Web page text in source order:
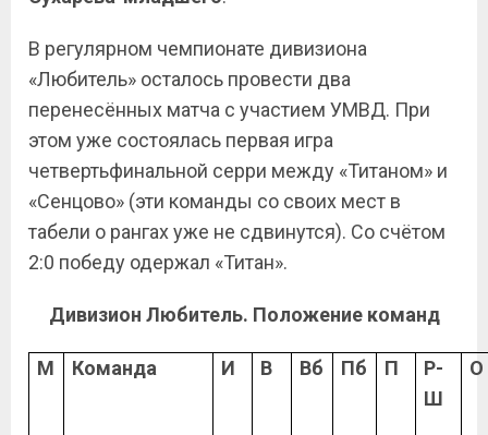
В регулярном чемпионате дивизиона
«Любитель» осталось провести два
перенесённых матча с участием УМВД. При
этом уже состоялась первая игра
четвертьфинальной серри между «Титаном» и
«Сенцово» (эти команды со своих мест в
табели о рангах уже не сдвинутся). Со счётом
2:0 победу одержал «Титан».
Дивизион Любитель. Положение команд
М Команда И В Вб Пб П
Р-
Ш
О